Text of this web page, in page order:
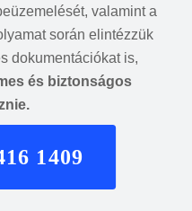
valamint a
során elintézzük
dokumentációkat is,
és biztonságos
1409